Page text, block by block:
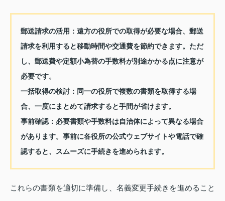
郵送請求の活用：遠方の役所での取得が必要な場合、郵送
請求を利用すると移動時間や交通費を節約できます。ただ
し、郵送費や定額小為替の手数料が別途かかる点に注意が
必要です。
一括取得の検討：同一の役所で複数の書類を取得する場
合、一度にまとめて請求すると手間が省けます。
事前確認：必要書類や手数料は自治体によって異なる場合
があります。事前に各役所の公式ウェブサイトや電話で確
認すると、スムーズに手続きを進められます。
これらの書類を適切に準備し、名義変更手続きを進めること